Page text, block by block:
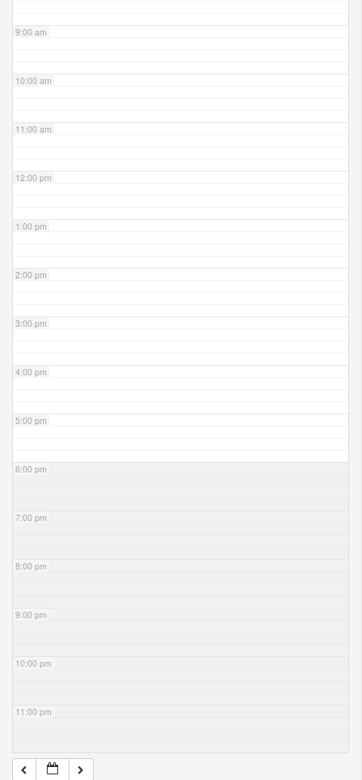
9:00 am
10:00 am
11:00 am
12:00 pm
1:00 pm
2:00 pm
3:00 pm
4:00 pm
5:00 pm
6:00 pm
7:00 pm
8:00 pm
9:00 pm
10:00 pm
11:00 pm